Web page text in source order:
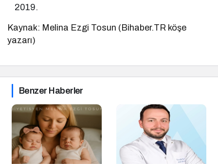
2019.
Kaynak: Melina Ezgi Tosun (Bihaber.TR köşe
yazarı)
Benzer Haberler